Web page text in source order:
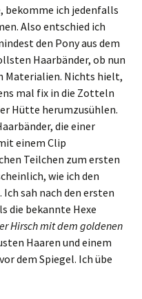
bekomme ich jedenfalls
Also entschied ich
den Pony aus dem
Haarbänder, ob nun
Materialien. Nichts hielt,
mal fix in die Zotteln
Hütte herumzusühlen.
die einer
einem Clip
Teilchen zum ersten
wie ich den
sah nach den ersten
die bekannte Hexe
Hirsch mit dem goldenen
Haaren und einem
dem Spiegel. Ich übe